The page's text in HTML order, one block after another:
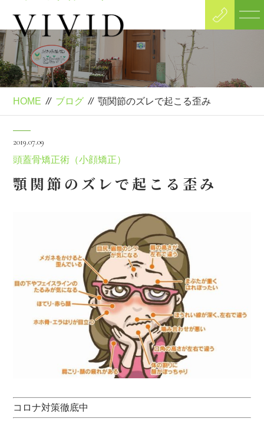
Blog
ブログ
HOME // ブログ // 顎関節のズレで起こる歪み
2019.07.09
頭蓋骨矯正術（小顔矯正）
顎関節のズレで起こる歪み
コロナ対策徹底中